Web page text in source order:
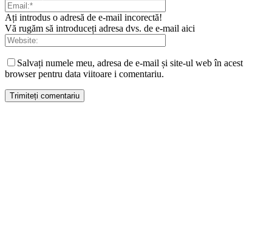
Ați introdus o adresă de e-mail incorectă!
Vă rugăm să introduceți adresa dvs. de e-mail aici
Salvați numele meu, adresa de e-mail și site-ul web în acest
browser pentru data viitoare i comentariu.